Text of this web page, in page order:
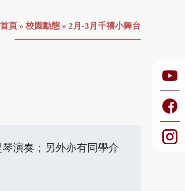
首頁 » 校園動態» 2月-3月千禧小舞台
演奏；另外亦有同學介